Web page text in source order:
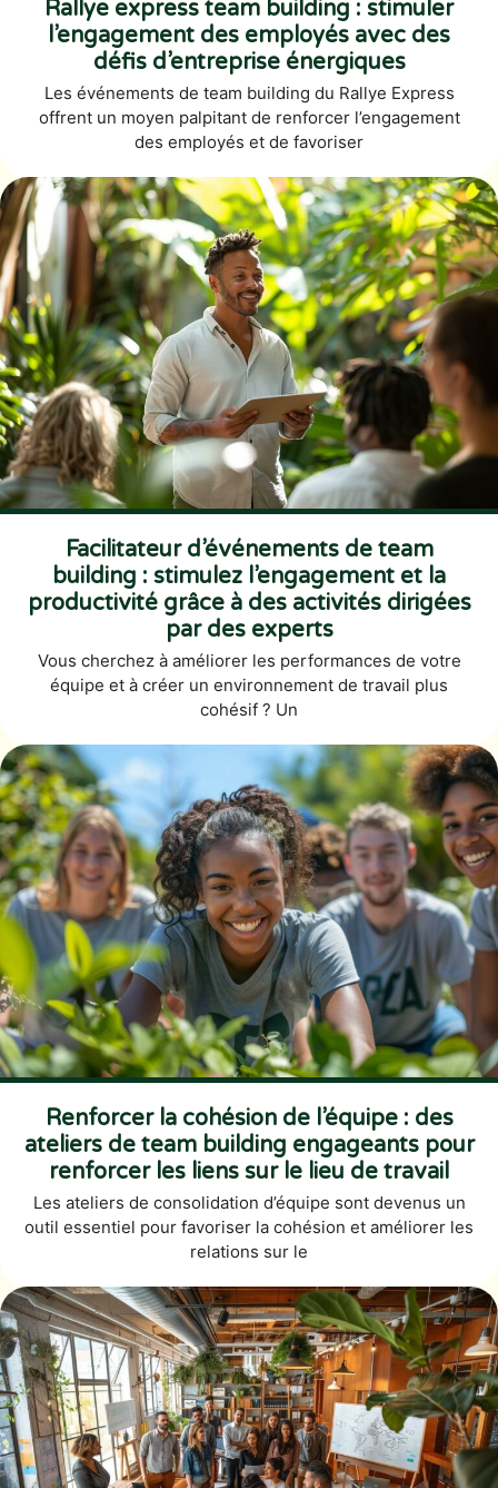
Rallye express team building : stimuler
l’engagement des employés avec des
défis d’entreprise énergiques
Les événements de team building du Rallye Express
offrent un moyen palpitant de renforcer l’engagement
des employés et de favoriser
Facilitateur d’événements de team
building : stimulez l’engagement et la
productivité grâce à des activités dirigées
par des experts
Vous cherchez à améliorer les performances de votre
équipe et à créer un environnement de travail plus
cohésif ? Un
Renforcer la cohésion de l’équipe : des
ateliers de team building engageants pour
renforcer les liens sur le lieu de travail
Les ateliers de consolidation d’équipe sont devenus un
outil essentiel pour favoriser la cohésion et améliorer les
relations sur le